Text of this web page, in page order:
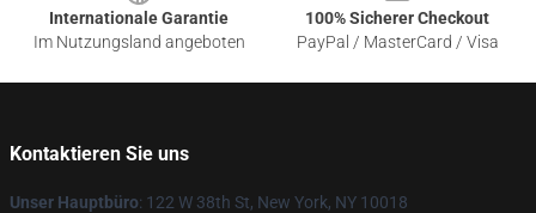
Internationale Garantie
Im Nutzungsland angeboten
100% Sicherer Checkout
PayPal / MasterCard / Visa
Kontaktieren Sie uns
Unser Hauptbüro: 122 W 38th St, New York, NY 10018